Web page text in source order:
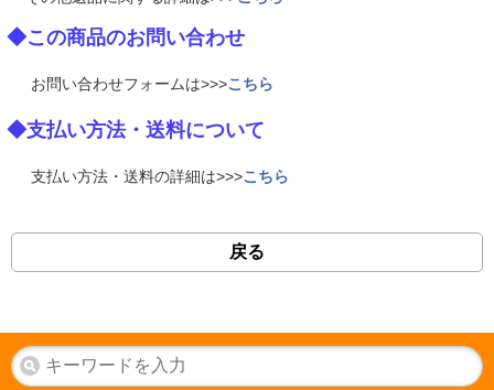
◆この商品のお問い合わせ
お問い合わせフォームは>>>こちら
◆支払い方法・送料について
支払い方法・送料の詳細は>>>こちら
戻る